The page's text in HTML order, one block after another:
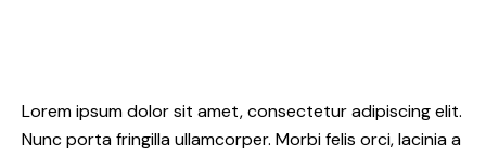
Lorem ipsum dolor sit amet, consectetur adipiscing elit.
Nunc porta fringilla ullamcorper. Morbi felis orci, lacinia a